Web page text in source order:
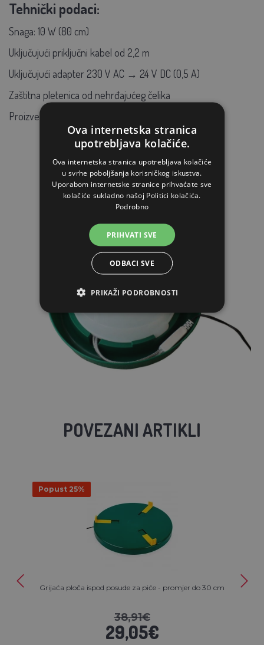
Tehnički podaci:
Snaga: 10 W (80 cm)
Uključujući priključni kabel od 2,2 m
Uključujući adapter 230 V AC → 24 V DC (0,5 A)
Zaštitna pletenica od nehrđajućeg čelika
Proizvedeno u EU
POVEZANI ARTIKLI
Popust 25%
Grijaća ploča ispod posude za piće - promjer do 30 cm
38,91€
29,05€
Ova internetska stranica
upotrebljava kolačiće.
Ova internetska stranica upotrebljava kolačiće
u svrhe poboljšanja korisničkog iskustva.
Uporabom internetske stranice prihvaćate sve
kolačiće sukladno našoj Politici kolačića.
Podrobno
PRIHVATI SVE
ODBACI SVE
PRIKAŽI PODROBNOSTI